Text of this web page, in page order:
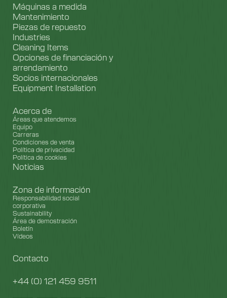
Máquinas a medida
Mantenimiento
Piezas de repuesto
Industries
Cleaning Items
Opciones de financiación y
arrendamiento
Socios internacionales
Equipment Installation
Acerca de
Áreas que atendemos
Equipo
Carreras
Condiciones de venta
Política de privacidad
Política de cookies
Noticias
Zona de información
Responsabilidad social
corporativa
Sustainability
Área de demostración
Boletín
Vídeos
Contacto
+44 (0) 121 459 9511